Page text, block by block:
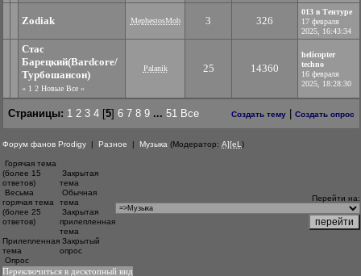
Zodiak MephestosMob 3 326
013 в Тентуре
17 февраля
2025, 16:43:34
Стас
Барецкий(Bardcore/
Турбошансон)
« 1 2 Новые Все »
Palanik 25 14360
helicopter
techno
16 февраля
2025, 18:28:30
Страницы: 1 2 3 4 [5] 6 7 8 9 ... 51 Все Создать тему Создать опрос
Форум фанов Prodigy | Разное | Музыка (Модератор: A][eL )
Горячая тема
(более 15
ответов)
Весьма
горячая тема
(более 25
ответов)
Прилепленная
тема
Опрос
Закрытая
тема
Обычная
тема
Закрытая
прилепленная
тема
Закрытый
опрос
Перейти на:
Переключиться в десктопный вид